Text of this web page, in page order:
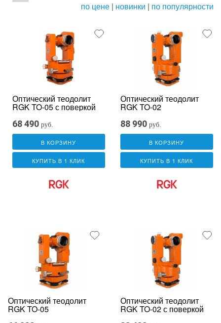
mse2_chunk_default
mse2_chunk_alternate
по цене | новинки | по популярности
Оптический теодолит
RGK TO-05 с поверкой
68 490 руб.
В КОРЗИНУ
КУПИТЬ В 1 КЛИК
Оптический теодолит
RGK TO-02
88 990 руб.
В КОРЗИНУ
КУПИТЬ В 1 КЛИК
Оптический теодолит
RGK TO-05
Оптический теодолит
RGK TO-02 с поверкой